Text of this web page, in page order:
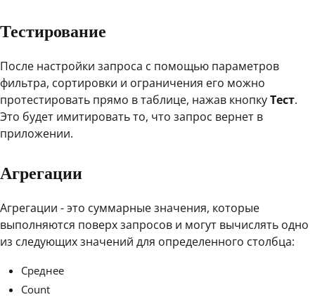
Тестирование
После настройки запроса с помощью параметров
фильтра, сортировки и ограничения его можно
протестировать прямо в таблице, нажав кнопкуТест.
Это будет имитировать то, что запрос вернет в
приложении.
Агрегации
Агрегации - это суммарные значения, которые
выполняются поверх запросов и могут вычислять одно
из следующих значений для определенного столбца:
Среднее
Count